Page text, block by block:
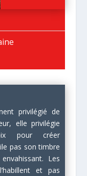
privilégié de
elle privilégie
pour créer
pas son timbre
Les
et pas